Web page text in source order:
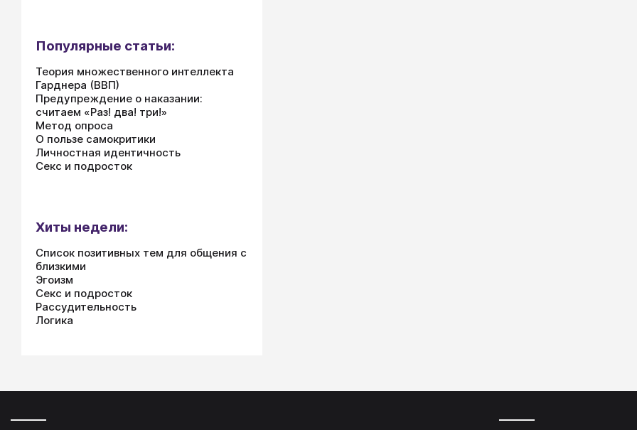
Популярные статьи:
Теория множественного интеллекта
Гарднера (ВВП)
Предупреждение о наказании:
считаем «Раз! два! три!»
Метод опроса
О пользе самокритики
Личностная идентичность
Секс и подросток
Хиты недели:
Список позитивных тем для общения с
близкими
Эгоизм
Секс и подросток
Рассудительность
Логика